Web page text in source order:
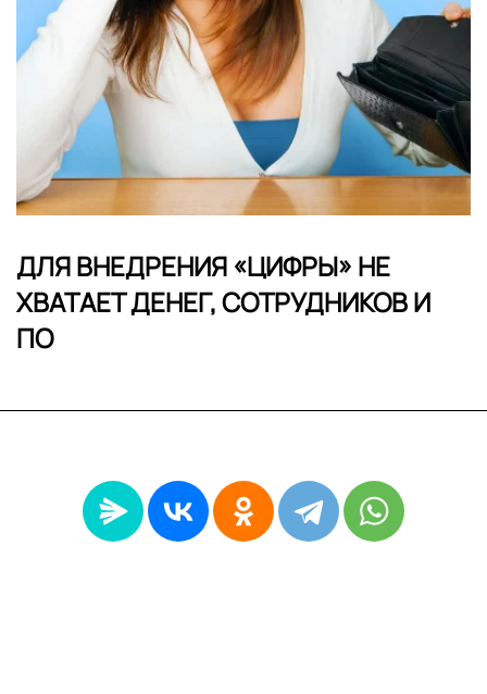
ДЛЯ ВНЕДРЕНИЯ «ЦИФРЫ» НЕ
ХВАТАЕТ ДЕНЕГ, СОТРУДНИКОВ И
ПО